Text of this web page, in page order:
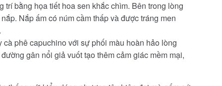
bằng họa tiết hoa sen khắc chìm. Bên trong lòng
Nắp ấm có núm cầm thấp và được tráng men
phê capuchino với sự phối màu hoàn hảo lòng
gân nổi giả vuốt tạo thêm cảm giác mềm mại,